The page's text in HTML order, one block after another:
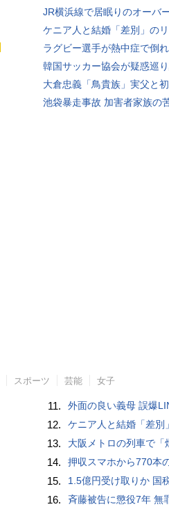
JR横浜線で居眠りのオーバ
ケニア人と結婚「差別」の
ラグビー選手が熱中症で倒
韓国サッカー協会が疑惑巡
大倉忠義「鳥貴族」実父と
池袋暴走事故 加害者家族の
スポーツ 芸能 女子
11. 外面の良い義母 誤爆
12. ケニア人と結婚「差別
13. 大阪メトロの列車で「
14. 押収スマホから770本のわいせつ動画 15歳少女に酒と薬飲ませ性的暴
15. 1.5億円受け取りか 国
16. 斉藤被告に懲役7年 無